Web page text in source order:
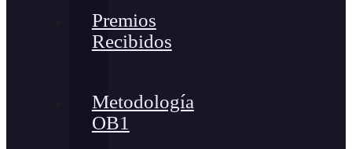
Premios
Recibidos
Metodología
OB1